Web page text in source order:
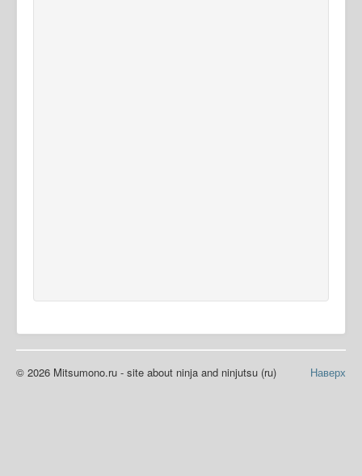
Наверх
© 2026 Mitsumono.ru - site about ninja and ninjutsu (ru)